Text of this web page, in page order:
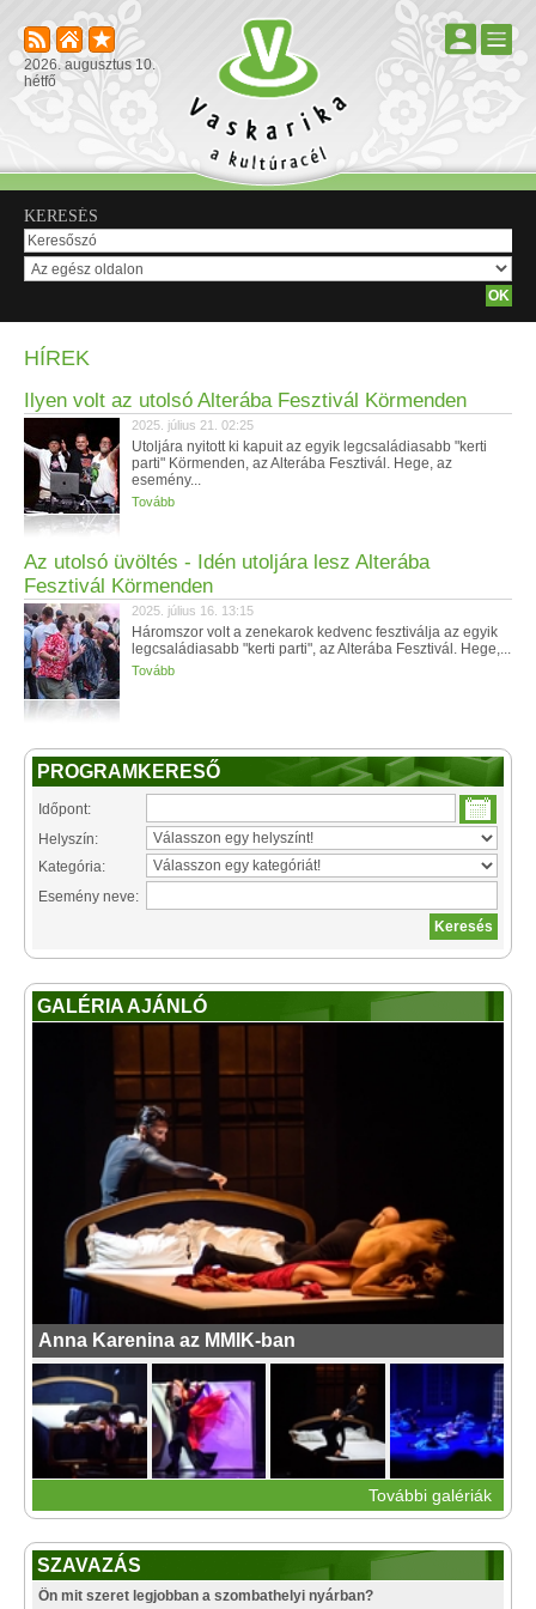
2026. augusztus 10.
hétfő
KERESÉS
HÍREK
Ilyen volt az utolsó Alterába Fesztivál Körmenden
2025. július 21. 02:25
Utoljára nyitott ki kapuit az egyik legcsaládiasabb "kerti
parti" Körmenden, az Alterába Fesztivál. Hege, az
esemény...
Tovább
Az utolsó üvöltés - Idén utoljára lesz Alterába
Fesztivál Körmenden
2025. július 16. 13:15
Háromszor volt a zenekarok kedvenc fesztiválja az egyik
legcsaládiasabb "kerti parti", az Alterába Fesztivál. Hege,...
Tovább
PROGRAMKERESŐ
Időpont:
Helyszín:
Kategória:
Esemény neve:
GALÉRIA AJÁNLÓ
Anna Karenina az MMIK-ban
További galériák
SZAVAZÁS
Ön mit szeret legjobban a szombathelyi nyárban?